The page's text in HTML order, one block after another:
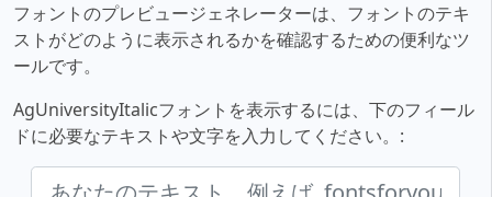
フォントのプレビュージェネレーターは、フォントのテキ
ストがどのように表示されるかを確認するための便利なツ
ールです。
AgUniversityItalicフォントを表示するには、下のフィール
ドに必要なテキストや文字を入力してください。: